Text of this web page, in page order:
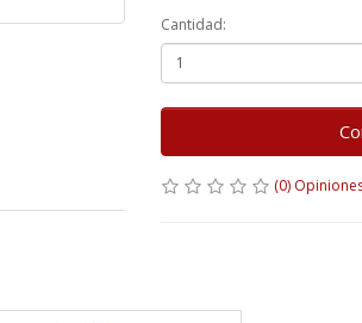
Cantidad:
(0)